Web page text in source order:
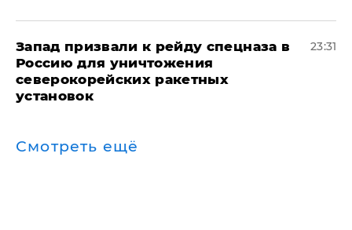
Запад призвали к рейду спецназа в
Россию для уничтожения
северокорейских ракетных
установок
23:31
Смотреть ещё